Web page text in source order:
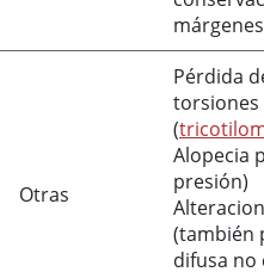
Otras
Pérdida
torsiones
(
Alopecia
presión)
(también
difusa no